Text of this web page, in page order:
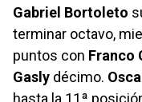
Gabriel Bortoleto
terminar octavo,
puntos con Franco
Gasly décimo.
hasta la 11ª